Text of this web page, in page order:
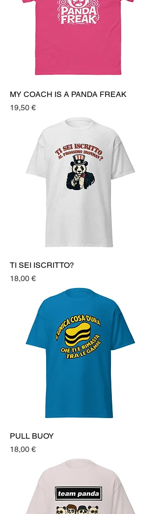
MY COACH IS A PANDA FREAK
Prezzo
19,50 €
TI SEI ISCRITTO?
Prezzo
18,00 €
PULL BUOY
Prezzo
18,00 €